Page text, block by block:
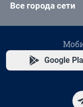
Все города сети
Google